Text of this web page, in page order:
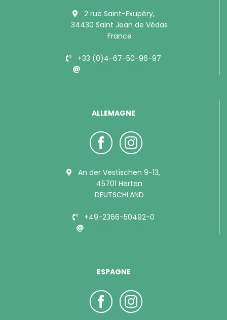
2 rue Saint-Exupéry,
34430 Saint Jean de Védas
France
+33 (0)4-67-50-96-97
ALLEMAGNE
An der Vestischen 9-13,
45701 Herten
DEUTSCHLAND
+49-2366-50492-0
ESPAGNE